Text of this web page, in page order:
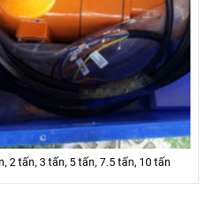
2 tấn, 3 tấn, 5 tấn, 7.5 tấn, 10 tấn